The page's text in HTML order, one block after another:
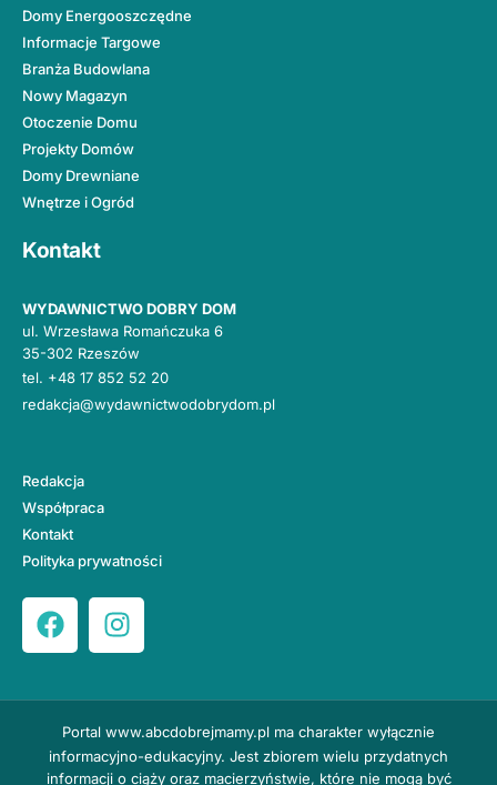
Domy Energooszczędne
Informacje Targowe
Branża Budowlana
Nowy Magazyn
Otoczenie Domu
Projekty Domów
Domy Drewniane
Wnętrze i Ogród
Kontakt
WYDAWNICTWO DOBRY DOM
ul. Wrzesława Romańczuka 6
35-302 Rzeszów
tel. +48 17 852 52 20
redakcja@wydawnictwodobrydom.pl
Redakcja
Współpraca
Kontakt
Polityka prywatności
Portal www.abcdobrejmamy.pl ma charakter wyłącznie
informacyjno-edukacyjny. Jest zbiorem wielu przydatnych
informacji o ciąży oraz macierzyństwie, które nie mogą być